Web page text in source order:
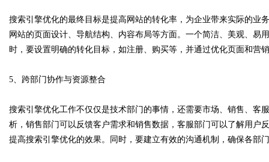
搜索引擎优化的最终目标是提高网站的转化率，为企业带来实际的业
网站的页面设计、导航结构、内容布局等方面。一个简洁、美观、易
时，要设置明确的转化目标，如注册、购买等，并通过优化页面和营
5、跨部门协作与资源整合
搜索引擎优化工作不仅仅是技术部门的事情，还需要市场、销售、客
析，销售部门可以反馈客户需求和销售数据，客服部门可以了解用户
提高搜索引擎优化的效果。同时，要建立有效的沟通机制，确保各部